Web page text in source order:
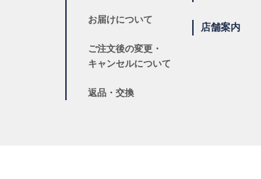
お届けについて
ご注文後の変更・
キャンセルについて
返品・交換
店舗案内